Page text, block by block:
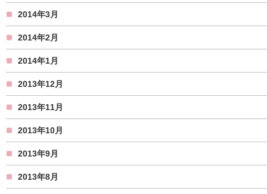
2014年3月
2014年2月
2014年1月
2013年12月
2013年11月
2013年10月
2013年9月
2013年8月